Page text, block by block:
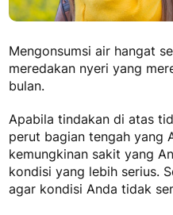
Mengonsumsi air hangat
meredakan nyeri yang
bulan.
Apabila tindakan di atas
perut bagian tengah yang
kemungkinan sakit yang
kondisi yang lebih serius.
agar kondisi Anda tidak